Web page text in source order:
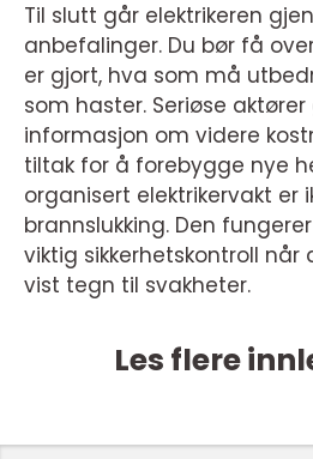
Til slutt går elektrikeren
anbefalinger. Du bør få
er gjort, hva som må
som haster. Seriøse
informasjon om videre
tiltak for å forebygge nye
organisert elektrikervakt er
brannslukking. Den
viktig sikkerhetskontroll
vist tegn til svakheter.
Les flere